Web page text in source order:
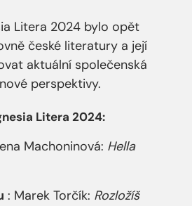
Litera 2024 bylo opět
české literatury a její
aktuální společenská
perspektivy.
Litera 2024:
Machoninová: Hella
: Marek Torčík: Rozložíš